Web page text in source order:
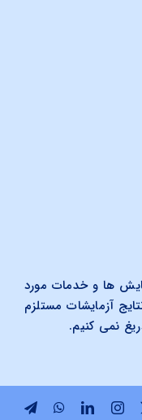
ها و خدمات مورد
آزمایشات مستلزم
نمی کنیم.